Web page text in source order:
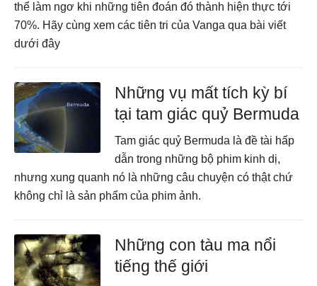
thể làm ngơ khi những tiên đoán đó thành hiện thực tới
70%. Hãy cùng xem các tiên tri của Vanga qua bài viết
dưới đây
Những vụ mất tích kỳ bí
tại tam giác quỷ Bermuda
Tam giác quỷ Bermuda là đề tài hấp
dẫn trong những bộ phim kinh dị,
nhưng xung quanh nó là những câu chuyện có thật chứ
không chỉ là sản phẩm của phim ảnh.
Những con tàu ma nổi
tiếng thế giới